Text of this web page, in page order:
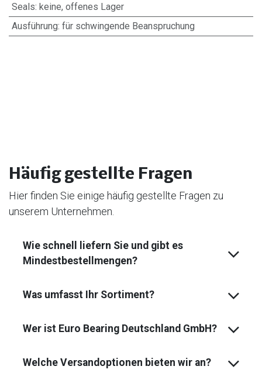
Seals: keine, offenes Lager
Ausführung: für schwingende Beanspruchung
Häufig gestellte Fragen
Hier finden Sie einige häufig gestellte Fragen zu
unserem Unternehmen.
Wie schnell liefern Sie und gibt es
Mindest­bestell­mengen?
Was umfasst Ihr Sortiment?
Wer ist Euro Bearing Deutschland GmbH?
Welche Versandoptionen bieten wir an?